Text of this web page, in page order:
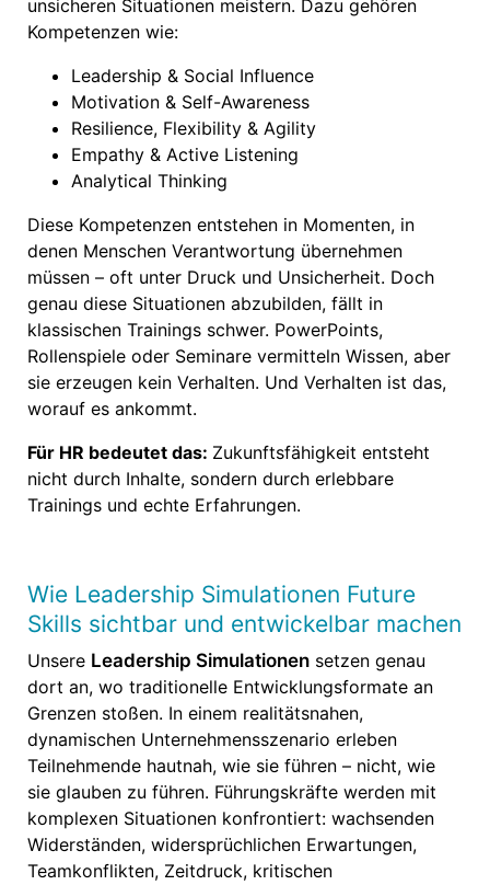
unsicheren Situationen meistern. Dazu gehören
Kompetenzen wie:
Leadership & Social Influence
Motivation & Self-Awareness
Resilience, Flexibility & Agility
Empathy & Active Listening
Analytical Thinking
Diese Kompetenzen entstehen in Momenten, in
denen Menschen Verantwortung übernehmen
müssen – oft unter Druck und Unsicherheit. Doch
genau diese Situationen abzubilden, fällt in
klassischen Trainings schwer. PowerPoints,
Rollenspiele oder Seminare vermitteln Wissen, aber
sie erzeugen kein Verhalten. Und Verhalten ist das,
worauf es ankommt.
Für HR bedeutet das: Zukunftsfähigkeit entsteht
nicht durch Inhalte, sondern durch erlebbare
Trainings und echte Erfahrungen.
Wie Leadership Simulationen Future
Skills sichtbar und entwickelbar machen
Unsere Leadership Simulationen setzen genau
dort an, wo traditionelle Entwicklungsformate an
Grenzen stoßen. In einem realitätsnahen,
dynamischen Unternehmensszenario erleben
Teilnehmende hautnah, wie sie führen – nicht, wie
sie glauben zu führen. Führungskräfte werden mit
komplexen Situationen konfrontiert: wachsenden
Widerständen, widersprüchlichen Erwartungen,
Teamkonflikten, Zeitdruck, kritischen